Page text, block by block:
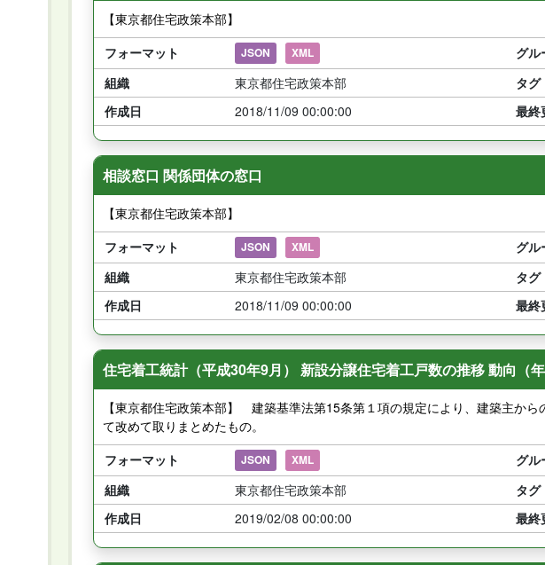
【東京都住宅政策本部】
フォーマット
JSON XML グル
組織
東京都住宅政策本部
タグ
作成日
2018/11/09 00:00:00 最終
相談窓口 関係団体の窓口
【東京都住宅政策本部】
フォーマット
JSON XML グル
組織
東京都住宅政策本部
タグ
作成日
2018/11/09 00:00:00 最終
住宅着工統計（平成30年9月） 新設分譲住宅着工戸数の推移 動向（
【東京都住宅政策本部】 建築基準法第15条第１項の規定により、建築主か
て改めて取りまとめたもの。
フォーマット
JSON XML グル
組織
東京都住宅政策本部
タグ
作成日
2019/02/08 00:00:00 最終